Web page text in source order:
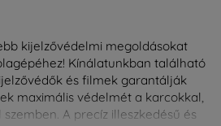
kijelzővédelmi megoldásokat
Kínálatunkban található
és filmek garantálják
maximális védelmét a karcokkal,
A precíz illeszkedésű és